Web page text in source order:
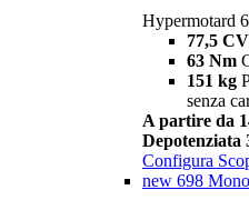
Hypermotard
77,5 CV
63 Nm
151 kg
senza
A partire da
Depotenziata
Configura
new 698